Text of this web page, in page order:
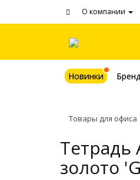
О компании
Новинки
Товары для офиса
Тетрадь
золото